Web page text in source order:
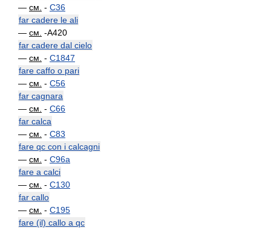
— см. - C36
far cadere le ali
— см. -A420
far cadere dal cielo
— см. - C1847
fare caffo o pari
— см. - C56
far cagnara
— см. - C66
far calca
— см. - C83
fare qc con i calcagni
— см. - C96a
fare a calci
— см. - C130
far callo
— см. - C195
fare (il) callo a qc